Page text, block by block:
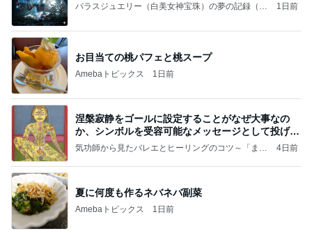
パラスジュエリー（白美女神宝珠）の夢の記録（続
1日前
お目当ての桃パフェと桃スープ
Amebaトピックス 1日前
涅槃寂静をゴールに設定することがなぜ大事なの
か、シンボルを受容可能なメッセージとして投げる
ことが
気功師から見たバレエとヒーリングのコツ～「まと
4日前
夏に何度も作るネバネバ副菜
Amebaトピックス 1日前